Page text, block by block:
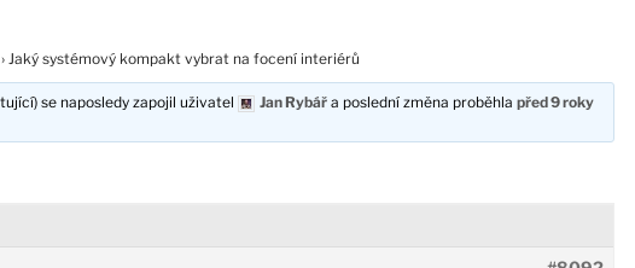
› Jaký systémový kompakt vybrat na focení interiérů
se naposledy zapojil uživatel Jan Rybář a poslední změna proběhlapřed 9 roky